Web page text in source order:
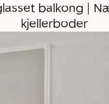
balkong |
kjellerboder